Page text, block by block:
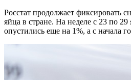
Росстат продолжает фиксировать
яйца в стране. На неделе с 23 по
опустились еще на 1%, а с начала